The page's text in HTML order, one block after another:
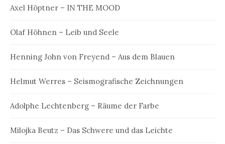
Axel Höptner – IN THE MOOD
Olaf Höhnen – Leib und Seele
Henning John von Freyend – Aus dem Blauen
Helmut Werres – Seismografische Zeichnungen
Adolphe Lechtenberg – Räume der Farbe
Milojka Beutz – Das Schwere und das Leichte